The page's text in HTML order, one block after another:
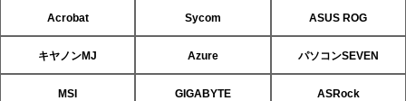
Acrobat Sycom ASUS ROG
キヤノンMJ Azure パソコンSEVEN
MSI GIGABYTE ASRock